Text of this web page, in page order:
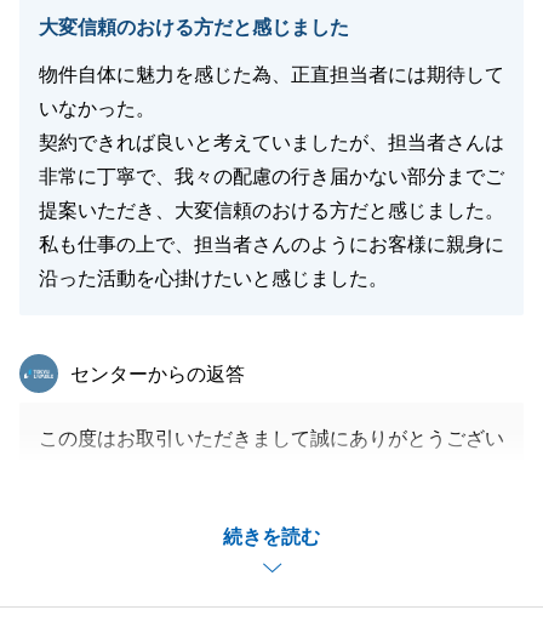
さい。
大変信頼のおける方だと感じました
物件自体に魅力を感じた為、正直担当者には期待して
いなかった。
契約できれば良いと考えていましたが、担当者さんは
非常に丁寧で、我々の配慮の行き届かない部分までご
提案いただき、大変信頼のおける方だと感じました。
私も仕事の上で、担当者さんのようにお客様に親身に
沿った活動を心掛けたいと感じました。
続きを読む
東急リバブル
センターからの返答
この度はお取引いただきまして誠にありがとうござい
営業冥利に尽きる思いです。
これからも、誠実な行動を心掛け、お客様の豊かな暮
らしをサポートさせていただきます。